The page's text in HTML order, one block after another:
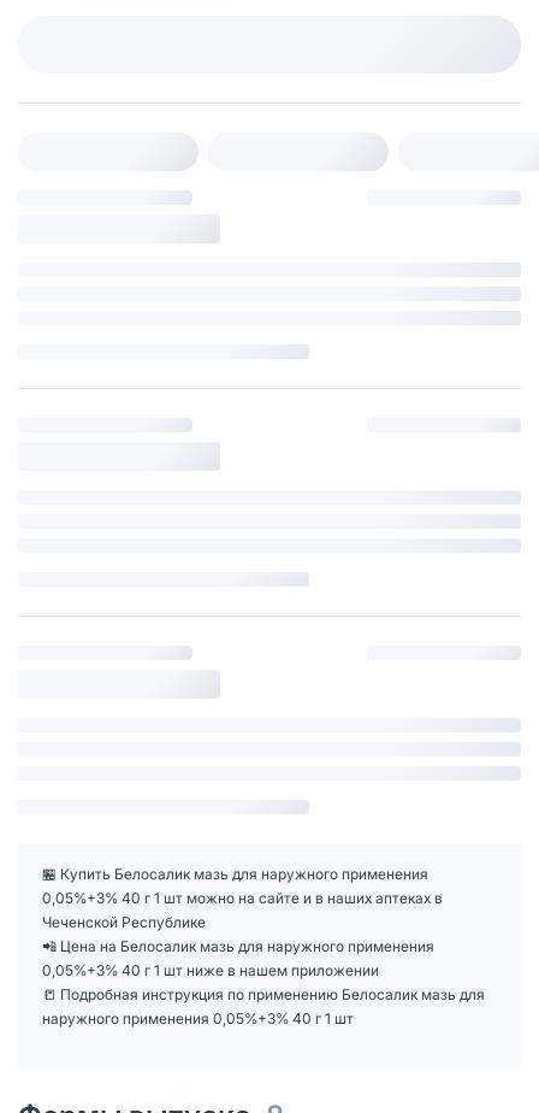
🏪 Купить Белосалик мазь для наружного применения
0,05%+3% 40 г 1 шт можно на сайте и в наших аптеках в
Чеченской Республике
📲 Цена на Белосалик мазь для наружного применения
0,05%+3% 40 г 1 шт ниже в нашем приложении
📒 Подробная инструкция по применению Белосалик мазь для
наружного применения 0,05%+3% 40 г 1 шт